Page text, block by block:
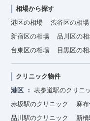
相場から探す
港区の相場
渋谷区の相場
新宿区の相場
品川区の
台東区の相場
目黒区の
クリニック物件
港区
表参道駅のクリニ
赤坂駅のクリニック
麻
品川駅のクリニック
新